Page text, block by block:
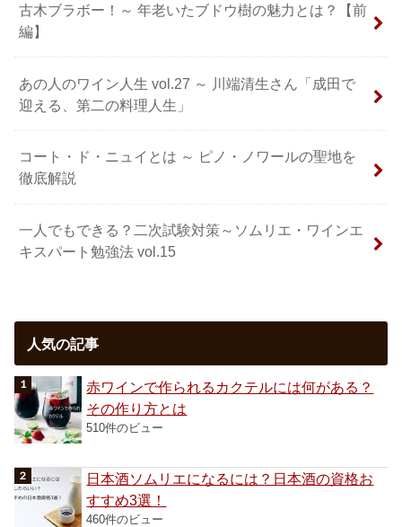
古木ブラボー！～ 年老いたブドウ樹の魅力とは？【前
編】
あの人のワイン人生 vol.27 ～ 川端清生さん「成田で
迎える、第二の料理人生」
コート・ド・ニュイとは ～ ピノ・ノワールの聖地を
徹底解説
一人でもできる？二次試験対策～ソムリエ・ワインエ
キスパート勉強法 vol.15
人気の記事
赤ワインで作られるカクテルには何がある？
その作り方とは
510件のビュー
日本酒ソムリエになるには？日本酒の資格お
すすめ3選！
460件のビュー